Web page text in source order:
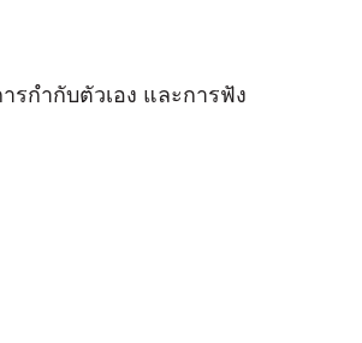
กำกับตัวเอง และการฟัง